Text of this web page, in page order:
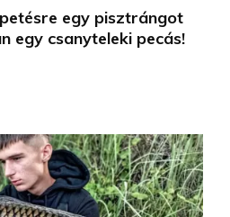
egy pisztrángot
egy csanyteleki pecás!